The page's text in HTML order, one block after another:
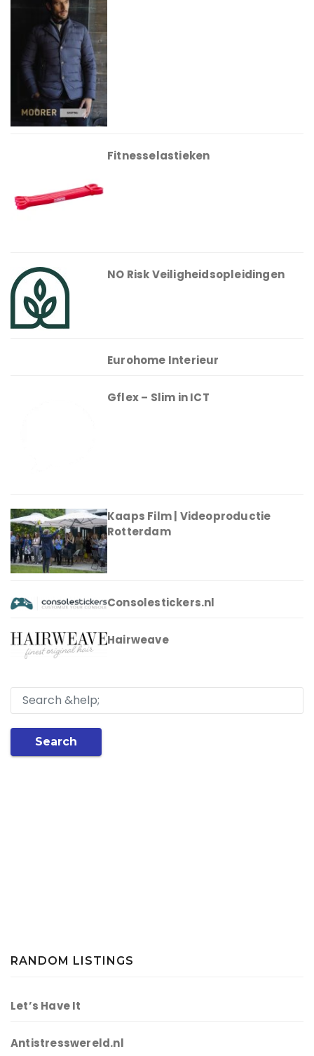
Fitnesselastieken
NO Risk Veiligheidsopleidingen
Eurohome Interieur
Gflex – Slim in ICT
Kaaps Film | Videoproductie
Rotterdam
Consolestickers.nl
Hairweave
Search
RANDOM LISTINGS
Let’s Have It
Antistresswereld.nl